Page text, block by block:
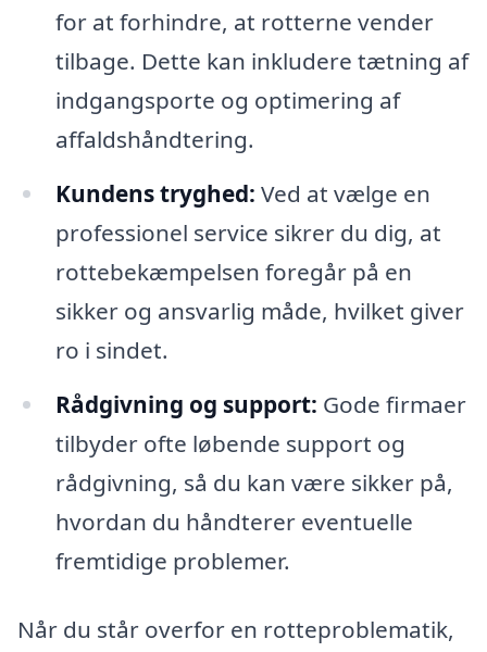
for at forhindre, at rotterne vender
tilbage. Dette kan inkludere tætning af
indgangsporte og optimering af
affaldshåndtering.
Kundens tryghed: Ved at vælge en
professionel service sikrer du dig, at
rottebekæmpelsen foregår på en
sikker og ansvarlig måde, hvilket giver
ro i sindet.
Rådgivning og support: Gode firmaer
tilbyder ofte løbende support og
rådgivning, så du kan være sikker på,
hvordan du håndterer eventuelle
fremtidige problemer.
Når du står overfor en rotteproblematik,